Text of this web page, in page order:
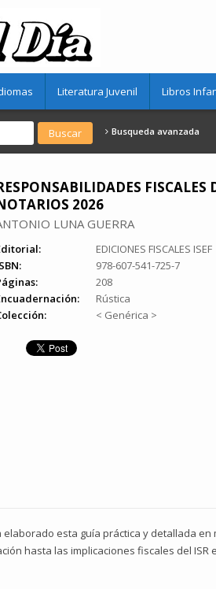
Literatura Juvenil Libros
Busqueda avanzada
FISCALES
2026
LUNA GUERRA
EDICIONES FISCALES ISEF
978-607-541-725-7
208
Rústica
< Genérica >
elaborado esta guía práctica y detallada
hasta las implicaciones fiscales del